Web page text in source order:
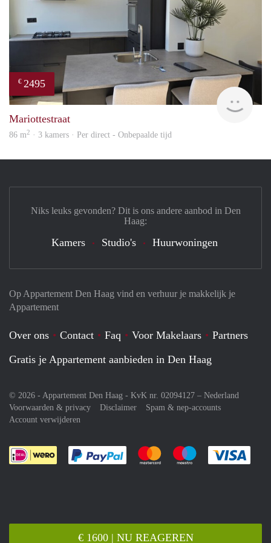
€ 1600 | NU REAGEREN
€ 2495
Mariottestraat
86 m2 · 3 kamers · Per direct - Onbepaalde tijd
Op Appartement Den Haag vind en verhuur je makkelijk je
Appartement
Over ons Contact Faq Voor Makelaars
Partners
Gratis je Appartement aanbieden in Den Haag
© 2026 - Appartement Den Haag - KvK nr. 02094127 – Nederland
Voorwaarden & privacy
Disclaimer
Spam & nep-accounts
Account verwijderen
Je rekent gemakkelijk af met Paypal
Je rekent gemakkelijk af met
Je rekent
Niks leuks gevonden? Dit is ons andere aanbod in Den
Haag:
Kamers Studio's Huurwoningen